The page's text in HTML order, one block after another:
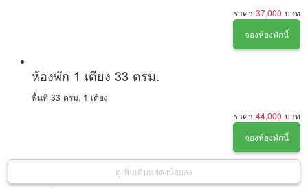
ราคา 37,000 บาท
จองห้องพักนี้
ห้องพัก 1 เตียง 33 ตรม.
พื้นที่ 33 ตรม. 1 เตียง
ราคา 44,000 บาท
จองห้องพักนี้
ดูเพิ่มเติมแสดงน้อยลง